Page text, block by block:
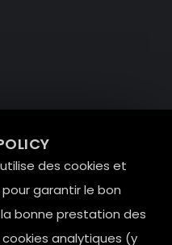
des cookies et
garantir le bon
bonne prestation des
analytiques (y